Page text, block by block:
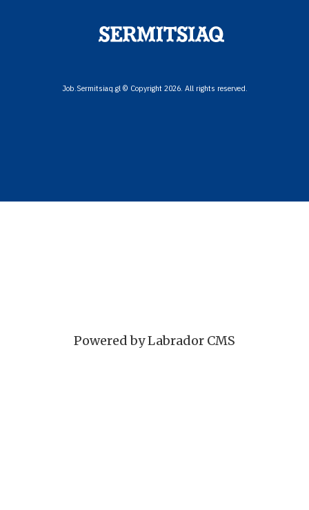
Job.Sermitsiaq.gl © Copyright 2026. All rights reserved.
Powered by Labrador CMS